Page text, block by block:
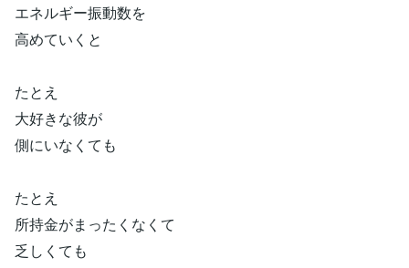
エネルギー振動数を
高めていくと
たとえ
大好きな彼が
側にいなくても
たとえ
所持金がまったくなくて
乏しくても